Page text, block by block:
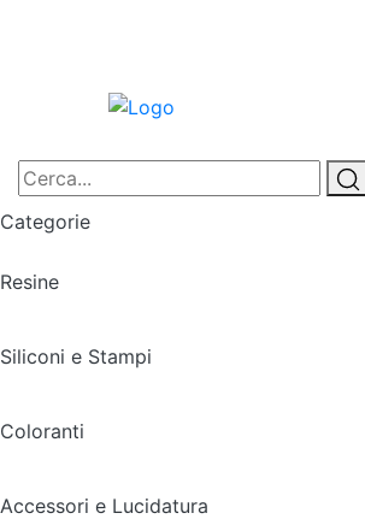
Categorie
Resine
Siliconi e Stampi
Coloranti
Accessori e Lucidatura